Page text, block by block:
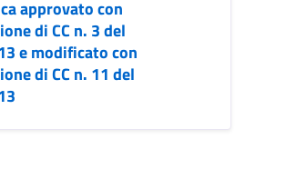
approvato con
di CC n. 3 del
e modificato con
di CC n. 11 del